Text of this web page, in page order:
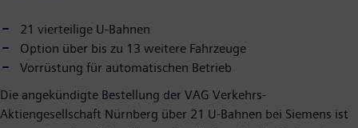
21 vierteilige U-Bahnen
Option über bis zu 13 weitere Fahrzeuge
Vorrüstung für automatischen Betrieb
Die angekündigte Bestellung der VAG Verkehrs-
Aktiengesellschaft Nürnberg über 21 U-Bahnen bei Siemens ist